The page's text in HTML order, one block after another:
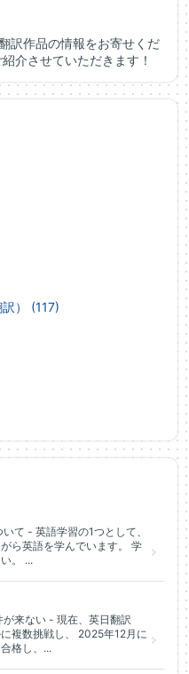
訳作品の情報をお寄せくだ
介させていただきます！
） (117)
て - 英語学習の1つとして、
ら英語を学んでいます。 学
。 ...
来ない - 現在、英日翻訳
複数挑戦し、 2025年12月に
格し、...